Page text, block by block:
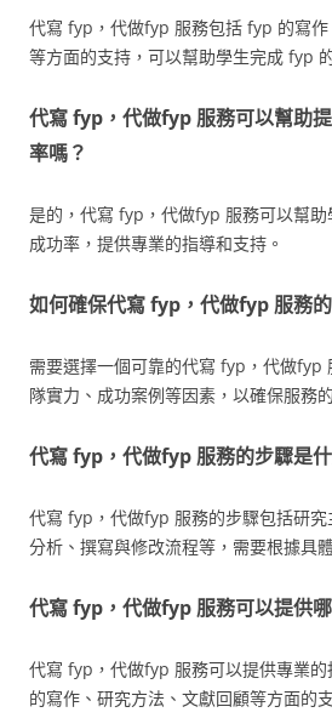
代寫 fyp，代做fyp 服務包括 fyp 的寫
等方面的支持，可以幫助學生完成 fyp
代寫 fyp，代做fyp 服務可以幫助
率嗎？
是的，代寫 fyp，代做fyp 服務可以幫
成功率，提供專業的指導和支持。
如何確保代寫 fyp，代做fyp 服務
需要選擇一個可靠的代寫 fyp，代做fyp
隊實力、成功案例等因素，以確保服務
代寫 fyp，代做fyp 服務的步驟是
代寫 fyp，代做fyp 服務的步驟包括研
分析、撰寫與修改流程等，需要根據具
代寫 fyp，代做fyp 服務可以提供
代寫 fyp，代做fyp 服務可以提供專業
的寫作、研究方法、文獻回顧等方面的